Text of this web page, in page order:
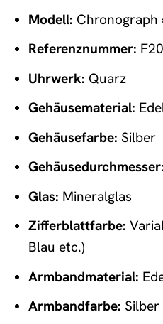
Modell: Chronograph
Referenznummer:
Uhrwerk: Quarz
Gehäusematerial:
Gehäusefarbe: Silber
Gehäusedurchmesser:
Glas: Mineralglas
Zifferblattfarbe:
Blau etc.)
Armbandmaterial:
Armbandfarbe: Silber